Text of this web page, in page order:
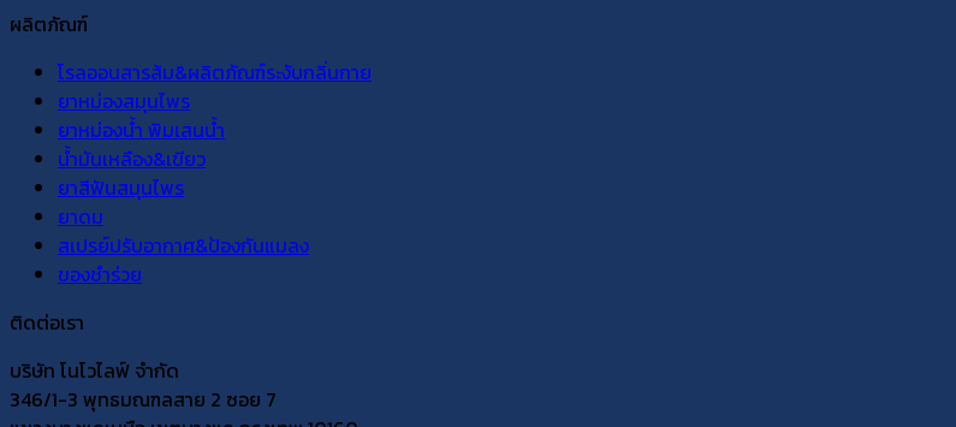
ผลิตภัณฑ์
โรลออนสารส้ม&ผลิตภัณฑ์ระงับกลิ่นกาย
ยาหม่องสมุนไพร
ยาหม่องน้ำ พิมเสนน้ำ
น้ำมันเหลือง&เขียว
ยาสีฟันสมุนไพร
ยาดม
สเปรย์ปรับอากาศ&ป้องกันแมลง
ของชำร่วย
ติดต่อเรา
บริษัท โนโวไลฟ์ จำกัด
346/1-3 พุทธมณฑลสาย 2 ซอย 7